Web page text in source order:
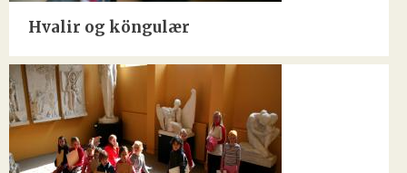
Hvalir og köngulær